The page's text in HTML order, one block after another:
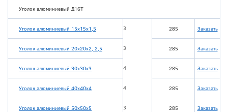
Уголок алюминиевый Д16Т
Уголок алюминиевый 15х15х1,5 3 285 Заказать
Уголок алюминиевый 20х20х2, 2,5 3 285 Заказать
Уголок алюминиевый 30х30х3 4 285 Заказать
Уголок алюминиевый 40х40х4 4 285 Заказать
Уголок алюминиевый 50х50х5 3 285 Заказать